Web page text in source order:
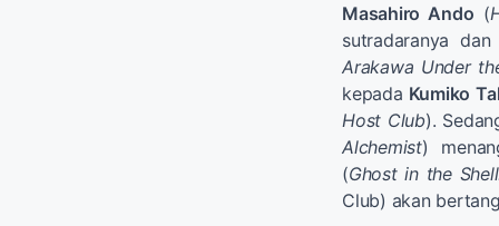
Masahiro Ando (
sutradaranya
Arakawa Under
kepada Kumiko
Host Club).
Alchemist)
(Ghost in the
Club) akan